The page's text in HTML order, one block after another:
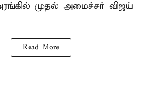
முதல் அமைச்சர் விஜய்
Read More